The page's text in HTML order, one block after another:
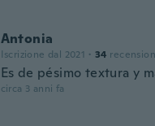
Antonia
Iscrizione dal 2021 · 34
Es de pésimo textura y
circa 3 anni fa